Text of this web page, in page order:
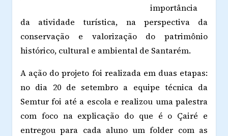
importância
da atividade turística, na perspectiva da
conservação e valorização do patrimônio
histórico, cultural e ambiental de Santarém.
A ação do projeto foi realizada em duas etapas:
no dia 20 de setembro a equipe técnica da
Semtur foi até a escola e realizou uma palestra
com foco na explicação do que é o Çairé e
entregou para cada aluno um folder com as